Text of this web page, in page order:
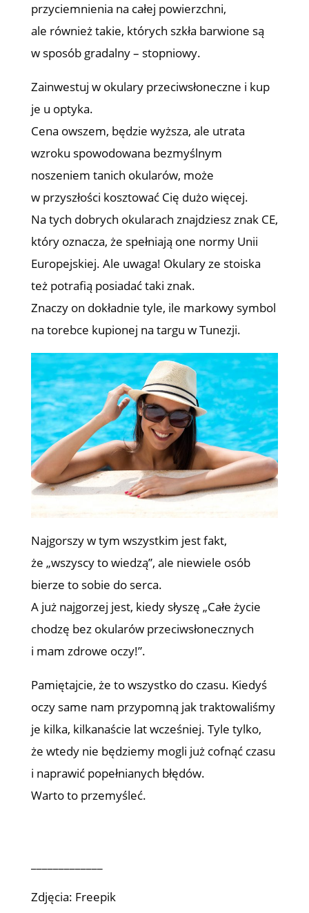
przyciemnienia na całej powierzchni,
ale również takie, których szkła barwione są
w sposób gradalny – stopniowy.
Zainwestuj w okulary przeciwsłoneczne i kup
je u optyka.
Cena owszem, będzie wyższa, ale utrata
wzroku spowodowana bezmyślnym
noszeniem tanich okularów, może
w przyszłości kosztować Cię dużo więcej.
Na tych dobrych okularach znajdziesz znak CE,
który oznacza, że spełniają one normy Unii
Europejskiej. Ale uwaga! Okulary ze stoiska
też potrafią posiadać taki znak.
Znaczy on dokładnie tyle, ile markowy symbol
na torebce kupionej na targu w Tunezji.
Najgorszy w tym wszystkim jest fakt,
że „wszyscy to wiedzą”, ale niewiele osób
bierze to sobie do serca.
A już najgorzej jest, kiedy słyszę „Całe życie
chodzę bez okularów przeciwsłonecznych
i mam zdrowe oczy!”.
Pamiętajcie, że to wszystko do czasu. Kiedyś
oczy same nam przypomną jak traktowaliśmy
je kilka, kilkanaście lat wcześniej. Tyle tylko,
że wtedy nie będziemy mogli już cofnąć czasu
i naprawić popełnianych błędów.
Warto to przemyśleć.
Zdjęcia: Freepik